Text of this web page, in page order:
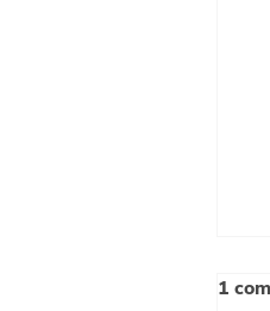
1